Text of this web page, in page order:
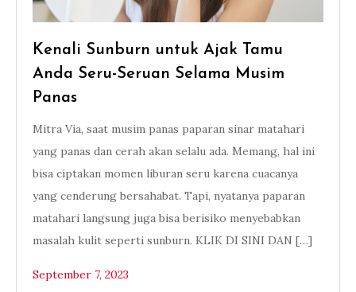
Kenali Sunburn untuk Ajak Tamu
Anda Seru-Seruan Selama Musim
Panas
Mitra Via, saat musim panas paparan sinar matahari
yang panas dan cerah akan selalu ada. Memang, hal ini
bisa ciptakan momen liburan seru karena cuacanya
yang cenderung bersahabat. Tapi, nyatanya paparan
matahari langsung juga bisa berisiko menyebabkan
masalah kulit seperti sunburn. KLIK DI SINI DAN […]
September 7, 2023